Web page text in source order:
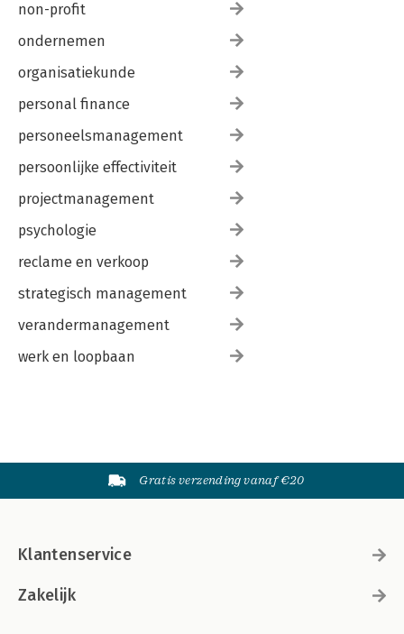
non-profit
ondernemen
organisatiekunde
personal finance
personeelsmanagement
persoonlijke effectiviteit
projectmanagement
psychologie
reclame en verkoop
strategisch management
verandermanagement
werk en loopbaan
Gratis verzending vanaf €20
Klantenservice
Zakelijk